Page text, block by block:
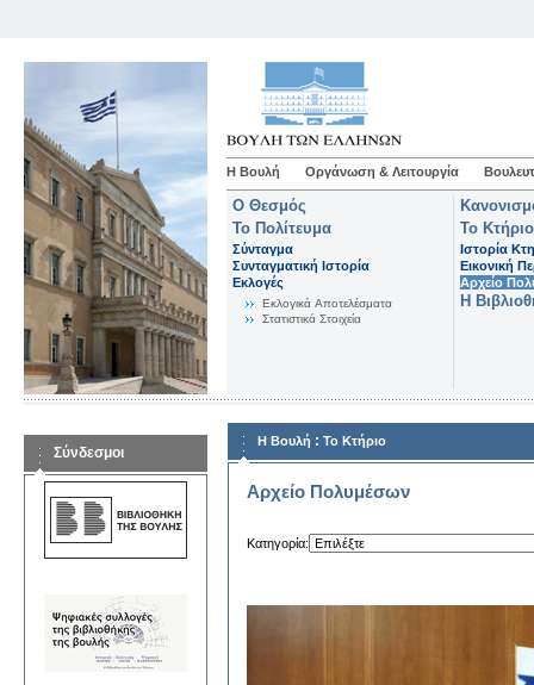
Η Βουλή Οργάνωση & Λειτουργία
Ο Θεσμός
Το Πολίτευμα
Σύνταγμα
Συνταγματική Ιστορία
Εκλογές
Eκλογικά Aποτελέσματα
Στατιστικά Στοιχεία
Το Κτήριο
Ιστορία
Εικονική
Αρχείο
Η
Σύνδεσμοι
Η Βουλή : Το Κτήριο
Αρχείο Πολυμέσων
Κατηγορία: